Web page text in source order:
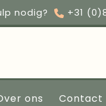
nodig? +31
ons Contact